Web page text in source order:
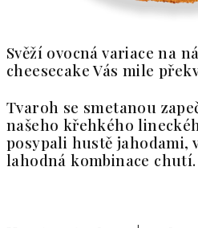
Svěží ovocná variace na
cheesecake Vás mile
Tvaroh se smetanou
našeho křehkého
posypali hustě jahodami,
lahodná kombinace chutí.